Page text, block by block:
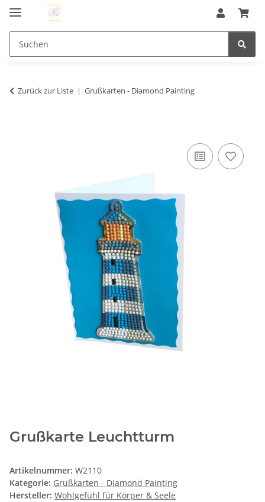
Zurück zur Liste Grußkarten - Diamond Painting
Grußkarte Leuchtturm
Artikelnummer: W2110
Kategorie: Grußkarten - Diamond Painting
Hersteller: Wohlgefühl für Körper & Seele